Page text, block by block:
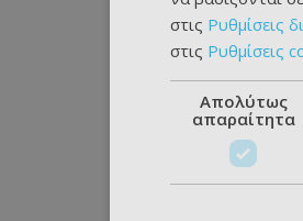
στις Ρυθμίσεις
στις Ρυθμίσεις
Απολύτως
απαραίτητα